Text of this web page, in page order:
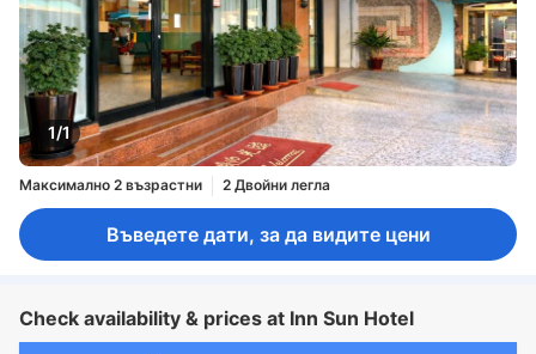
1/1
Максимално 2 възрастни 2 Двойни легла
Въведете дати, за да видите цени
Check availability & prices at Inn Sun Hotel